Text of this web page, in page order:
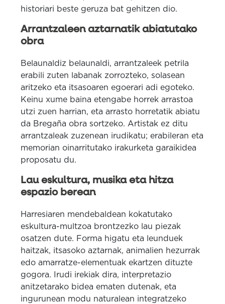
historiari beste geruza bat gehitzen dio.
Arrantzaleen aztarnatik abiatutako
obra
Belaunaldiz belaunaldi, arrantzaleek petrila
erabili zuten labanak zorrozteko, solasean
aritzeko eta itsasoaren egoerari adi egoteko.
Keinu xume baina etengabe horrek arrastoa
utzi zuen harrian, eta arrasto horretatik abiatu
da Bregaña obra sortzeko. Artistak ez ditu
arrantzaleak zuzenean irudikatu; erabileran eta
memorian oinarritutako irakurketa garaikidea
proposatu du.
Lau eskultura, musika eta hitza
espazio berean
Harresiaren mendebaldean kokatutako
eskultura-multzoa brontzezko lau piezak
osatzen dute. Forma higatu eta leunduek
haitzak, itsasoko aztarnak, animalien hezurrak
edo amarratze-elementuak ekartzen dituzte
gogora. Irudi irekiak dira, interpretazio
anitzetarako bidea ematen dutenak, eta
ingurunean modu naturalean integratzeko